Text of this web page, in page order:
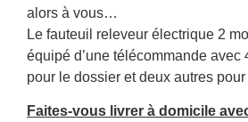
alors à vous…
Le fauteuil releveur électrique 2
équipé d’une télécommande avec
pour le dossier et deux autres
Faites-vous livrer à domicile